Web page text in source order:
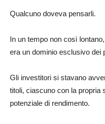
Qualcuno doveva pensarli.
In un tempo non così
era un dominio esclusivo dei
Gli investitori si stavano
titoli, ciascuno con la propria
potenziale di rendimento.